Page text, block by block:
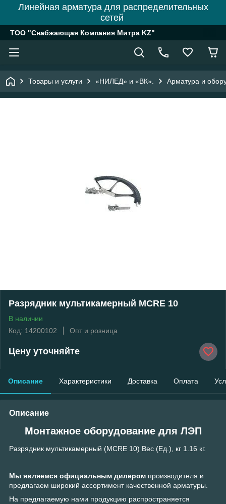
Линейная арматура для распределительных
сетей
ТОО "Снабжающая Компания Митра KZ"
Товары и услуги «НИЛЕД» и «ВК». Арматура и
Разрядник мультикамерный MCRE 10
В наличии
Код: 14200102
Опт и розница
Цену уточняйте
Описание Характеристики Доставка Оплата
Описание
Монтажное оборудование для ЛЭП
Разрядник мультикамерный (MCRE 10) Вес (Ед.), кг 1.16 кг.
Мы являемся официальным дилером производителя и
предлагаем широкий ассортимент качественной арматуры.
На предлагаемую нами продукцию распространяется